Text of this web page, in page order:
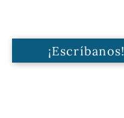
¡Escríbanos!